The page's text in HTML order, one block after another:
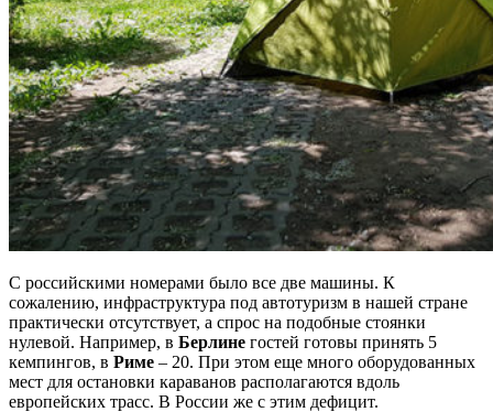
С российскими номерами было все две машины. К
сожалению, инфраструктура под автотуризм в нашей стране
практически отсутствует, а спрос на подобные стоянки
нулевой. Например, в Берлине гостей готовы принять 5
кемпингов, в Риме – 20. При этом еще много оборудованных
мест для остановки караванов располагаются вдоль
европейских трасс. В России же с этим дефицит.